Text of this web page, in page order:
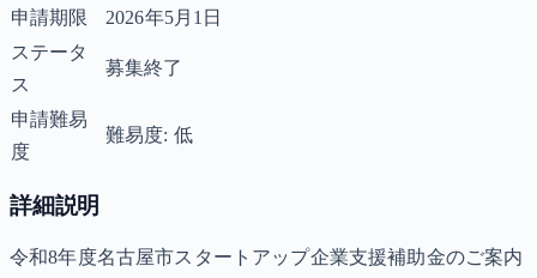
申請期限
2026年5月1日
ステータ
ス
募集終了
申請難易
度
難易度: 低
詳細説明
令和8年度名古屋市スタートアップ企業支援補助金のご案内